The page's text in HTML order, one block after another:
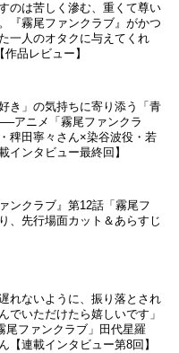
のは苦しく滲む、重くて尊い
『霧尾ファンクラブ』がかつ
一人のオタクに与えてくれ
作品レビュー】
き」の気持ちに寄り添う「青
アニメ「霧尾ファンクラ
稗田寧々さん×染谷波役・若
インタビュー最終回】
ンクラブ』第12話「霧尾フ
、先行場面カット＆あらすじ
れないように、振り落とされ
でいただけたら嬉しいです」
尾ファンクラブ」田代星羅
【連載インタビュー第8回】